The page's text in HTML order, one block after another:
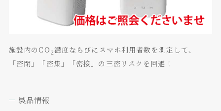
施設内のCO2濃度ならびにスマホ利用者数を測定して、
「密閉」「密集」「密接」の三密リスクを回避！
製品情報